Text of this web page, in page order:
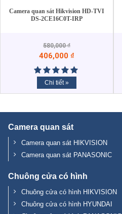
Camera quan sát Hikvision HD-TVI
DS-2CE16C0T-IRP
580,000₫
406,000 ₫
Chi tiết »
Camera quan sát
Camera quan sát HIKVISION
Camera quan sát PANASONIC
Chuông cửa có hình
Chuông cửa có hình HIKVISION
Chuông cửa có hình HYUNDAI